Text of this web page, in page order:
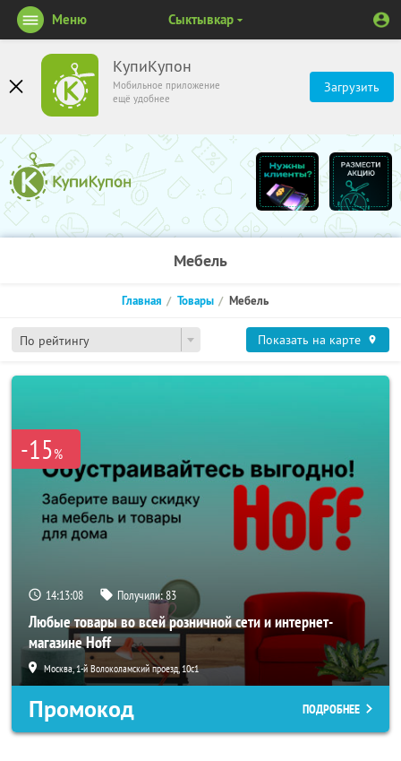
КупиКупон
Мобильное приложение
ещё удобнее
Загрузить
Меню Сыктывкар
Мебель
По рейтингу
Главная Товары Мебель
Показать на карте
-15%
14:13:08 Получили:83
Любые товары во всей розничной сети и интернет-
магазине Hoff
Москва, 1-й Волоколамский проезд, 10с1
Промокод ПОДРОБНЕЕ